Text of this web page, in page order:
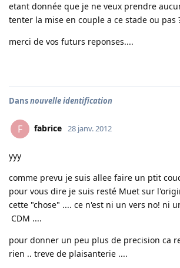
etant donnée que je ne veux prendre
tenter la mise en couple a ce stade ou pas
merci de vos futurs reponses....
Dansnouvelle identification
F fabrice 28 janv. 2012
yyy
comme prevu je suis allee faire un ptit
pour vous dire je suis resté Muet sur
cette "chose" .... ce n'est ni un vers no! ni
CDM ....
pour donner un peu plus de precision ca
rien .. treve de plaisanterie ....